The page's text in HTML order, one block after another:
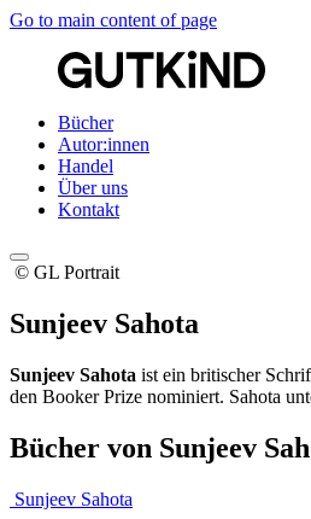
Go to main content of page
Bücher
Autor:innen
Handel
Über uns
Kontakt
© GL Portrait
Sunjeev Sahota
Sunjeev Sahota ist ein britischer
den Booker Prize nominiert. Sahota
Bücher von Sunjeev
Sunjeev Sahota